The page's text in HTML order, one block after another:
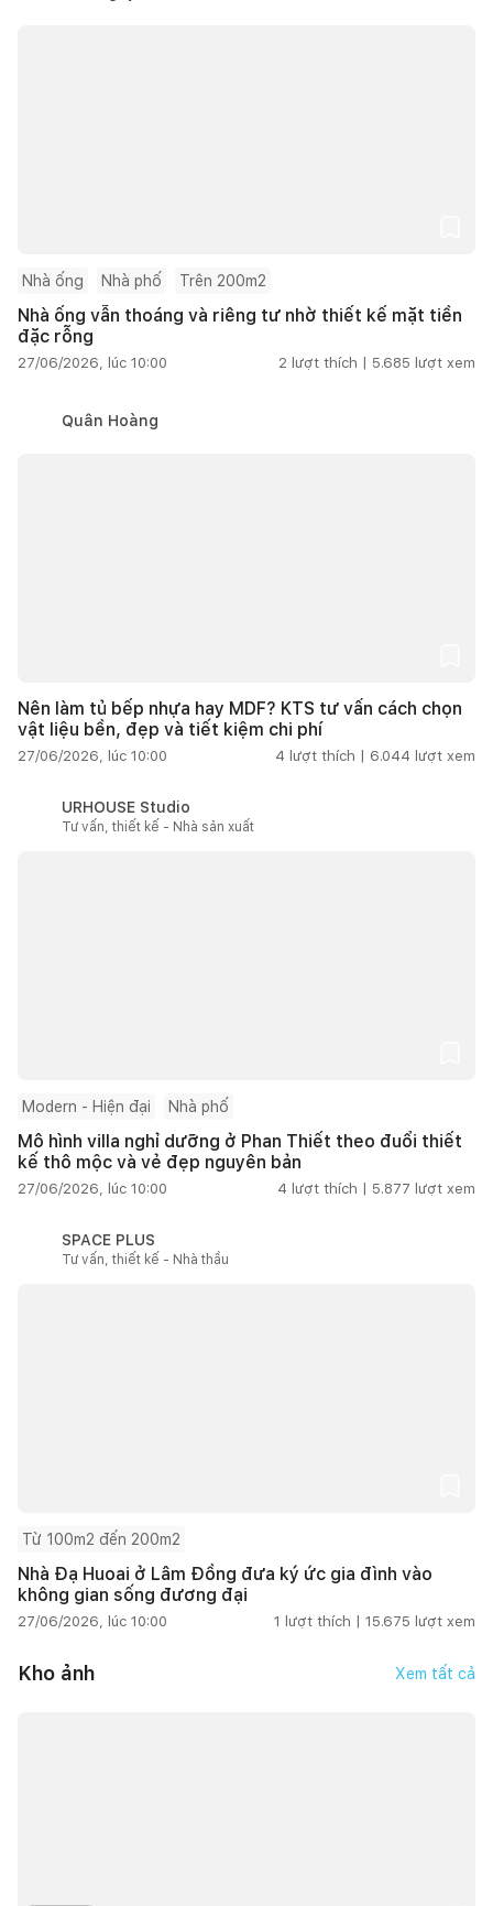
Nhà ống Nhà phố Trên 200m2
Nhà ống vẫn thoáng và riêng tư nhờ thiết kế mặt tiền
đặc rỗng
27/06/2026, lúc 10:00 2 lượt thích | 5.685 lượt xem
Quân Hoàng
Nên làm tủ bếp nhựa hay MDF? KTS tư vấn cách chọn
vật liệu bền, đẹp và tiết kiệm chi phí
27/06/2026, lúc 10:00 4 lượt thích | 6.044 lượt xem
URHOUSE Studio
Tư vấn, thiết kế - Nhà sản xuất
Modern - Hiện đại Nhà phố
Mô hình villa nghỉ dưỡng ở Phan Thiết theo đuổi thiết
kế thô mộc và vẻ đẹp nguyên bản
27/06/2026, lúc 10:00 4 lượt thích | 5.877 lượt xem
SPACE PLUS
Tư vấn, thiết kế - Nhà thầu
Từ 100m2 đến 200m2
Nhà Đạ Huoai ở Lâm Đồng đưa ký ức gia đình vào
không gian sống đương đại
27/06/2026, lúc 10:00 1 lượt thích | 15.675 lượt xem
Kho ảnh Xem tất cả